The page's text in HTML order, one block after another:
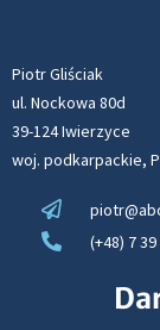
Piotr Gliściak
ul. Nockowa 80d
39-124 Iwierzyce
woj. podkarpackie,
(+48) 7